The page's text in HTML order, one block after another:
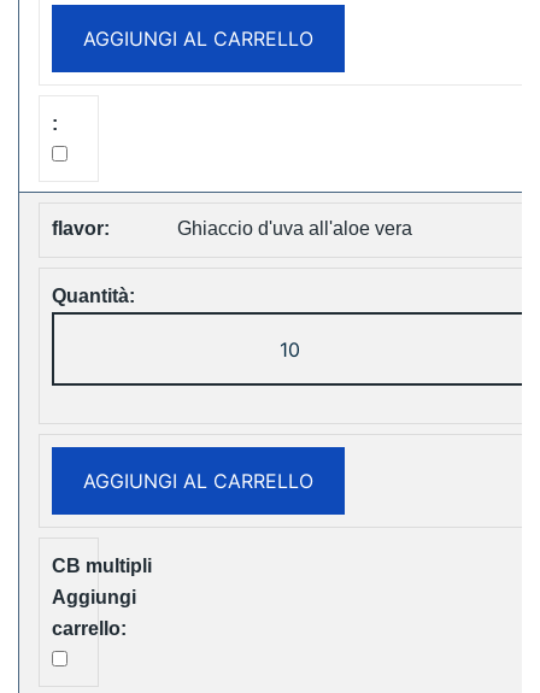
Disposable
Vape
Free
AGGIUNGI AL CARRELLO
Ghiaccio d'uva all'aloe vera
Cube
20000
Disposable
Vape
Free
AGGIUNGI AL CARRELLO